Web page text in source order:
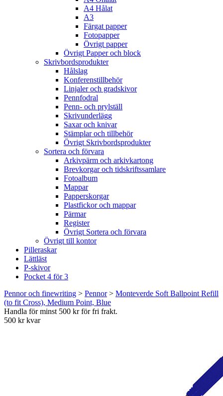
A4 Hålat
A3
Färgat papper
Fotopapper
Övrigt papper
Övrigt Papper och block
Skrivbordsprodukter
Hålslag
Konferenstillbehör
Linjaler och gradskivor
Pennfodral
Penn- och prylställ
Skrivunderlägg
Saxar och knivar
Stämplar och tillbehör
Övrigt Skrivbordsprodukter
Sortera och förvara
Arkivpärm och arkivkartong
Brevkorgar och tidskriftssamlare
Fotoalbum
Mappar
Papperskorgar
Plastfickor och mappar
Pärmar
Register
Övrigt Sortera och förvara
Övrigt till kontor
Pilleraskar
Lättläst
P-skivor
Pocket 4 för 3
Pennor och finewriting > Pennor> Monteverde Soft Ballpoint Refill
(to fit Cross), Medium Point, Blue
Handla för minst 500 kr för fri frakt.
500 kr kvar